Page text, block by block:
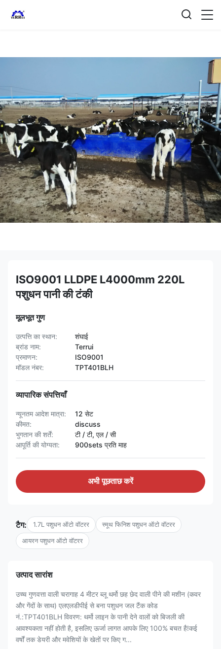
ISO9001 LLDPE L4000mm 220L
पशुधन पानी की टंकी
मूलभूत गुण
उत्पत्ति का स्थान:
शंघाई
ब्रांड नाम:
Terrui
प्रमाणन:
ISO9001
मॉडल नंबर:
TPT401BLH
व्यापारिक संपत्तियाँ
न्यूनतम आदेश मात्रा:
12 सेट
कीमत:
discuss
भुगतान की शर्तें:
टी / टी, एल / सी
आपूर्ति की योग्यता:
900sets प्रति माह
अभी पूछताछ करें
टैग: 1.7L पशुधन ऑटो वॉटरर स्मूथ फिनिश पशुधन ऑटो वॉटरर
आयरन पशुधन ऑटो वॉटरर
उत्पाद सारांश
उच्च गुणवत्ता वाली चरागाह 4 मीटर ब्लू थर्मो छह छेद वाली पीने की मशीन (कवर
और गेंदों के साथ) एलएलडीपीई से बना पशुधन जल टैंक कोड
नं.:TPT401BLH विवरण: थर्मो लाइन के पानी देने वालों को बिजली की
आवश्यकता नहीं होती है, इसलिए ऊर्जा लागत आपके लिए 100% बचत है!कई
वर्षों तक डेयरी और मवेशियों के खेतों पर किए ग...